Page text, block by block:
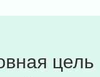
цель